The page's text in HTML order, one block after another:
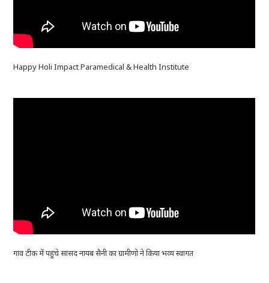
Happy Holi Impact Paramedical & Health Institute
गांव टीक में पहुंचे सांसद नायब सैनी का ग्रामीणो ने किया भव्य स्वागत